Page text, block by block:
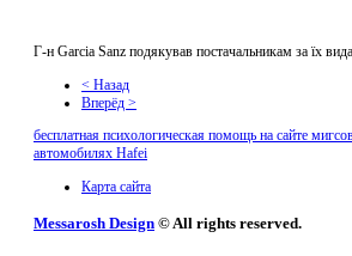
Г-н Garcia Sanz подякував постачальникам за їх
< Назад
Вперёд >
бесплатная психологическая помощь на сайте
автомобилях Hafei
Карта сайта
Messarosh Design © All rights reserved.